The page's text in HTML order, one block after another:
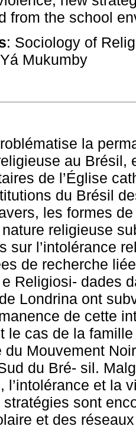
from the school
: Sociology of
Mukumby
la
au Brésil,
de l’Église
du Brésil
les formes
religieuse
sur l’intolérance
de recherche
Religiosi- dades
Londrina ont
de cette
le cas de la
du Mouvement
du Bré- sil.
l’intolérance et la
sont
et des